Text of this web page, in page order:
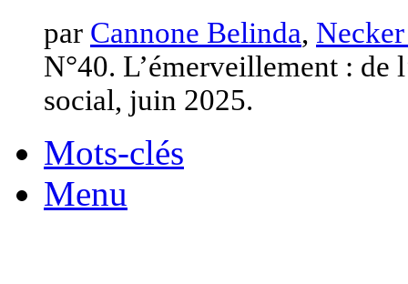
par Cannone Belinda,
N°40. L’émerveillement :
social, juin 2025.
Mots-clés
Menu